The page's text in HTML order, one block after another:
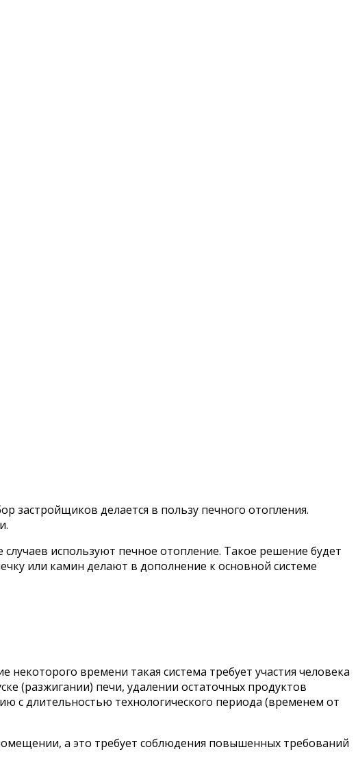
застройщиков делается в пользу печного отопления.
используют печное отопление. Такое решение будет
или камин делают в дополнение к основной системе
времени такая система требует участия человека
(разжигании) печи, удалении остаточных продуктов
с длительностью технологического периода (временем от
а это требует соблюдения повышенных требований